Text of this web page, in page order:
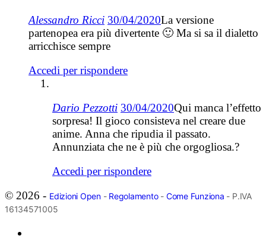
Alessandro Ricci 30/04/2020La versione
partenopea era più divertente 🙂 Ma si sa il dialetto
arricchisce sempre
Accedi per rispondere
Dario Pezzotti 30/04/2020Qui manca l’effetto
sorpresa! Il gioco consisteva nel creare due
anime. Anna che ripudia il passato.
Annunziata che ne è più che orgogliosa.?
Accedi per rispondere
© 2026 - Edizioni Open- Regolamento- Come Funziona - P.IVA
16134571005